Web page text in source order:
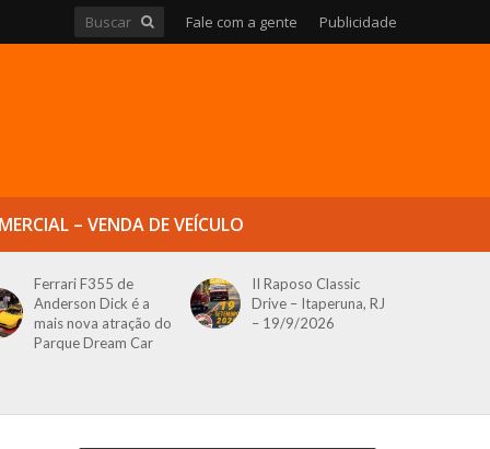
Fale com a gente Publicidade
– VENDA DE VEÍCULO
Ferrari F355 de
Anderson Dick é a
mais nova atração do
Parque Dream Car
II Raposo Classic
Drive – Itaperuna, RJ
– 19/9/2026